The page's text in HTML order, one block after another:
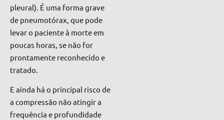
pleural). É uma forma grave
de pneumotórax, que pode
levar o paciente à morte em
poucas horas, se não for
prontamente reconhecido e
tratado.
E ainda há o principal risco de
a compressão não atingir a
frequência e profundidade